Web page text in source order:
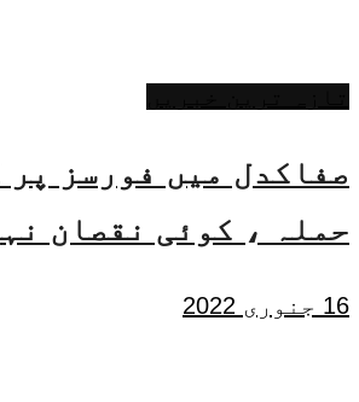
صفاکدل میں فورسز پر
حملہ ، کوئی نقصان
16 جنوری 2022